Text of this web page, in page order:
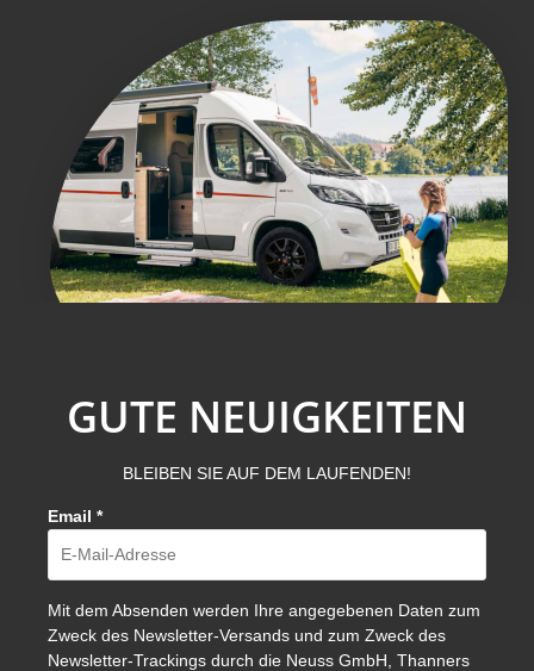
GUTE NEUIGKEITEN
BLEIBEN SIE AUF DEM LAUFENDEN!
Email *
Mit dem Absenden werden Ihre angegebenen Daten zum
Zweck des Newsletter-Versands und zum Zweck des
Newsletter-Trackings durch die Neuss GmbH, Thanners